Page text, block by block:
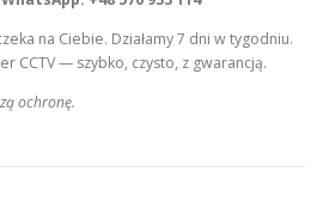
na Ciebie. Działamy 7 dni w tygodniu.
CCTV — szybko, czysto, z gwarancją.
ochronę.